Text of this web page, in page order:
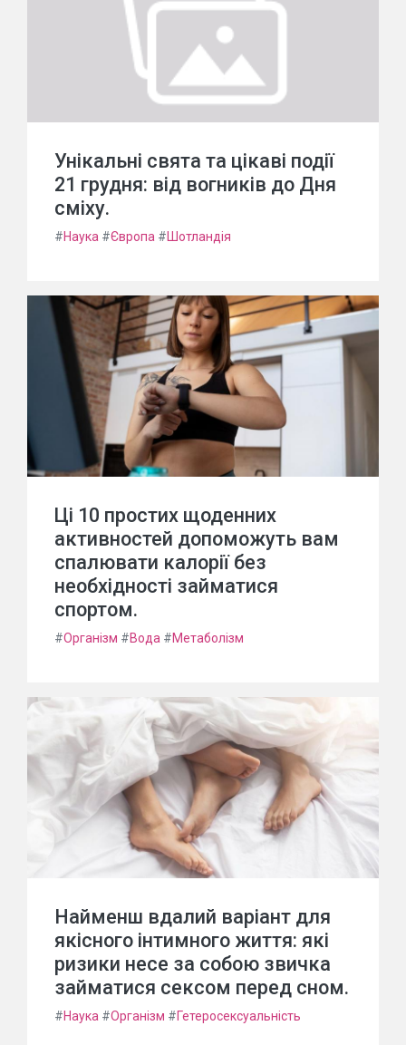
Унікальні свята та цікаві події
21 грудня: від вогників до Дня
сміху.
#Наука #Європа #Шотландія
Ці 10 простих щоденних
активностей допоможуть вам
спалювати калорії без
необхідності займатися
спортом.
#Організм #Вода #Метаболізм
Найменш вдалий варіант для
якісного інтимного життя: які
ризики несе за собою звичка
займатися сексом перед сном.
#Наука #Організм #Гетеросексуальність